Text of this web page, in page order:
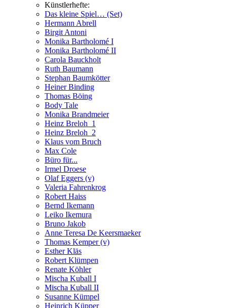
Künstlerhefte:
Das kleine Spiel… (Set)
Hermann Abrell
Birgit Antoni
Monika Bartholomé I
Monika Bartholomé II
Carola Bauckholt
Ruth Baumann
Stephan Baumkötter
Heiner Binding
Thomas Böing
Body Tale
Monika Brandmeier
Heinz Breloh_1
Heinz Breloh_2
Klaus vom Bruch
Max Cole
Büro für...
Irmel Droese
Olaf Eggers (v)
Valeria Fahrenkrog
Robert Haiss
Bernd Ikemann
Leiko Ikemura
Bruno Jakob
Anne Teresa De Keersmaeker
Thomas Kemper (v)
Esther Kläs
Robert Klümpen
Renate Köhler
Mischa Kuball I
Mischa Kuball II
Susanne Kümpel
Heinrich Küpper